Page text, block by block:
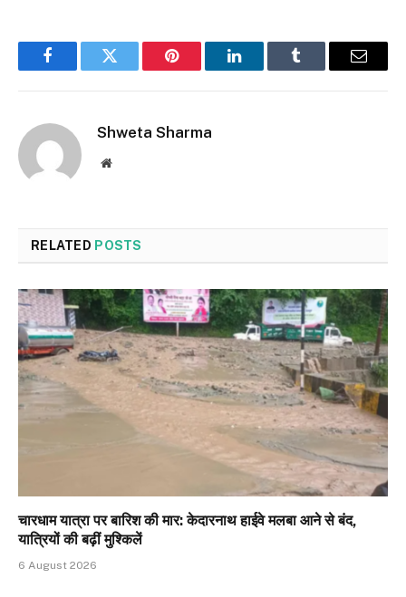
FacebookTwitter Pinterest LinkedInTumblr Email
Shweta Sharma
Website
RELATED POSTS
चारधाम यात्रा पर बारिश की मार: केदारनाथ हाईवे मलबा आने से बंद,
यात्रियों की बढ़ीं मुश्किलें
6 August 2026